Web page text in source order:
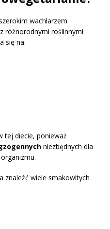
wachlarzem
różnorodnymi roślinnymi
się na:
tej diecie, ponieważ
niezbędnych dla
znaleźć wiele smakowitych